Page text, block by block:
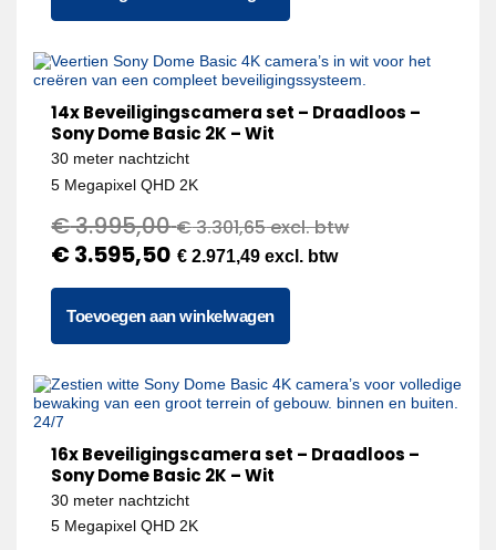
14x Beveiligingscamera set – Draadloos –
Sony Dome Basic 2K – Wit
30 meter nachtzicht
5 Megapixel QHD 2K
€3.995,00 €3.301,65excl. btw
€3.595,50 € 2.971,49 excl. btw
Toevoegen aan winkelwagen
16x Beveiligingscamera set – Draadloos –
Sony Dome Basic 2K – Wit
30 meter nachtzicht
5 Megapixel QHD 2K